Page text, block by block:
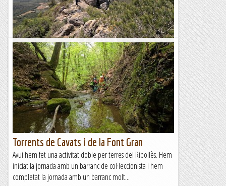
Per la Serra de Montmell
La Serra de Montmell és un petit massís muntanyós situat
entre el Baix Penedès i l'Alt Camp. El seu punt de màxima
altitud és el Puig de la Talaia (861 m), que a...
Blog de muntanya
Torrents de Cavats i de la Font Gran
Avui hem fet una activitat doble per terres del Ripollès. Hem
iniciat la jornada amb un barranc de col·leccionista i hem
completat la jornada amb un barranc molt...